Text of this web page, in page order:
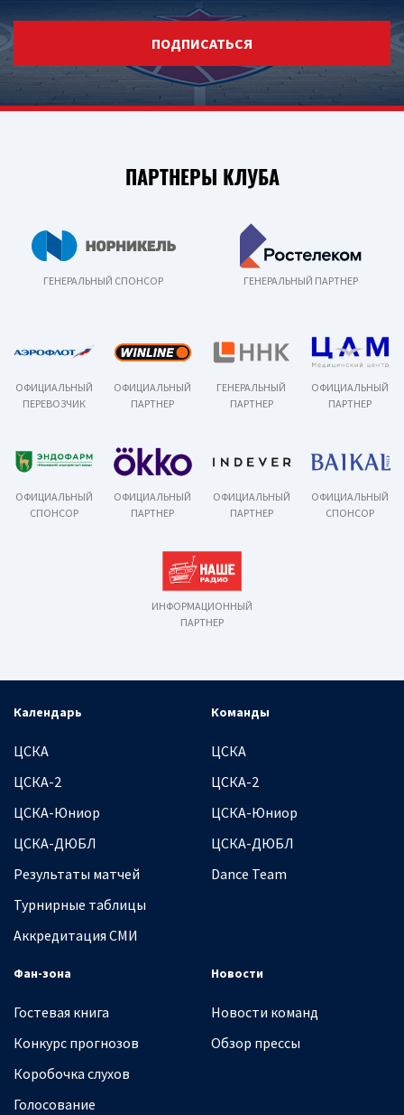
ПОДПИСАТЬСЯ
ПАРТНЕРЫ КЛУБА
ГЕНЕРАЛЬНЫЙ СПОНСОР ГЕНЕРАЛЬНЫЙ ПАРТНЕР
ОФИЦИАЛЬНЫЙ
ПЕРЕВОЗЧИК
ОФИЦИАЛЬНЫЙ
ПАРТНЕР
ГЕНЕРАЛЬНЫЙ
ПАРТНЕР
ОФИЦИАЛЬНЫЙ
ПАРТНЕР
ОФИЦИАЛЬНЫЙ
СПОНСОР
ОФИЦИАЛЬНЫЙ
ПАРТНЕР
ОФИЦИАЛЬНЫЙ
ПАРТНЕР
ОФИЦИАЛЬНЫЙ
СПОНСОР
ИНФОРМАЦИОННЫЙ
ПАРТНЕР
Календарь
ЦСКА
ЦСКА-2
ЦСКА-Юниор
ЦСКА-ДЮБЛ
Результаты матчей
Турнирные таблицы
Аккредитация СМИ
Команды
ЦСКА
ЦСКА-2
ЦСКА-Юниор
ЦСКА-ДЮБЛ
Dance Team
Фан-зона
Гостевая книга
Конкурс прогнозов
Коробочка слухов
Голосование
Новости
Новости команд
Обзор прессы